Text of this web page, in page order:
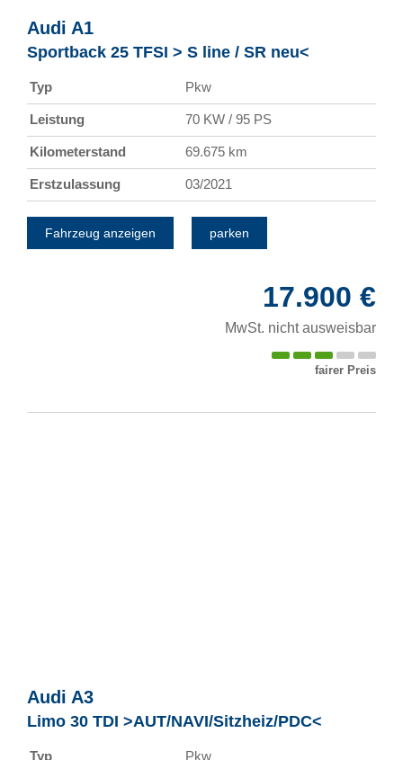
Audi A1
Sportback 25 TFSI > S line / SR neu<
Typ Pkw
Leistung 70 KW / 95 PS
Kilometerstand 69.675 km
Erstzulassung 03/2021
Fahrzeug anzeigen parken
17.900 €
MwSt. nicht ausweisbar
fairer Preis
Audi A3
Limo 30 TDI >AUT/NAVI/Sitzheiz/PDC<
Typ Pkw